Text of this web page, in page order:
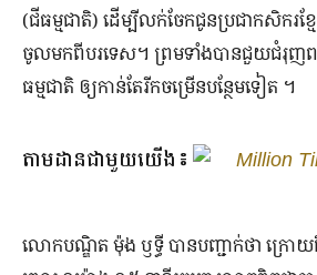
(ជីធម្មជាតិ) ដើម្បី​លក់​ចែកជូន​ប្រជាកសិករ​ខ្មែ
ចូល​មកពី​បរទេស។ ព្រម​ទាំង​បាន​ជួយ​ជំរុ
ធម្មជាតិ ឲ្យ​កាន់តែ​រីកចម្រើន​បន្ថែម​ទៀត​ ។
តាមដានជាមួយយើង៖ Million
លោកបណ្ឌិត ម៉ុង ឫទ្ធី បាន​បញ្ជាក់​ថា ក្រោយ​